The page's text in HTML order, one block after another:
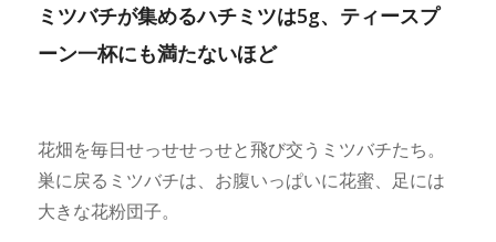
ミツバチが集めるハチミツは5g、ティースプ
ーン一杯にも満たないほど
花畑を毎日せっせせっせと飛び交うミツバチたち。
巣に戻るミツバチは、お腹いっぱいに花蜜、足には
大きな花粉団子。